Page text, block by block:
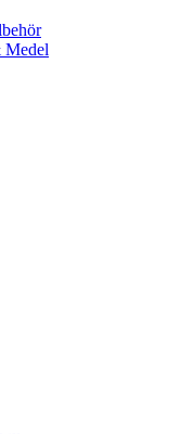
Medel